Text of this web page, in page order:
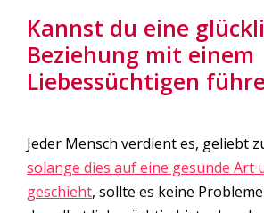
Kannst du eine
Beziehung mit einem
Liebessüchtigen
Jeder Mensch verdient es, geliebt
solange dies auf eine gesunde Art
geschieht, sollte es keine